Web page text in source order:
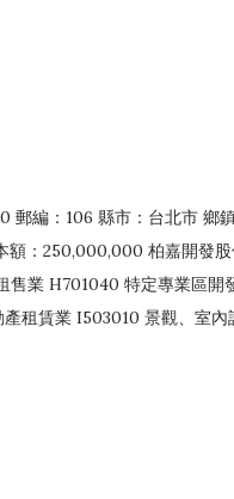
郵編：106 縣市：台北市 鄉
額：250,000,000 柏嘉開發
售業 H701040 特定專業區
租賃業 I503010 景觀、室